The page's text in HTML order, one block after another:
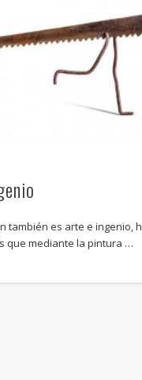
también es arte e ingenio,
que mediante la pintura …